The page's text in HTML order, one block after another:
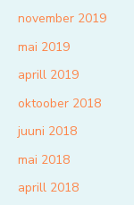
november 2019
mai 2019
aprill 2019
oktoober 2018
juuni 2018
mai 2018
aprill 2018